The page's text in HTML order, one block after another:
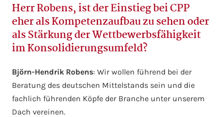
Herr Robens, ist der Einstieg bei CPP
eher als Kompetenzaufbau zu sehen oder
als Stärkung der Wettbewerbsfähigkeit
im Konsolidierungsumfeld?
Björn-Hendrik Robens: Wir wollen führend bei der
Beratung des deutschen Mittelstands sein und die
fachlich führenden Köpfe der Branche unter unserem
Dach vereinen.